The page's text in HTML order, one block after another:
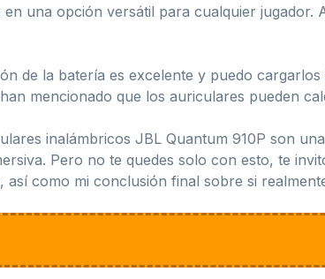
una opción versátil para cualquier jugador.
de la batería es excelente y puedo
mencionado que los auriculares pueden
inalámbricos JBL Quantum 910P son
Pero no te quedes solo con esto, te
así como mi conclusión final sobre si